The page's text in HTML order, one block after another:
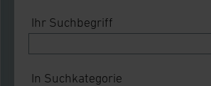
Ihr Suchbegriff
In Suchkategorie